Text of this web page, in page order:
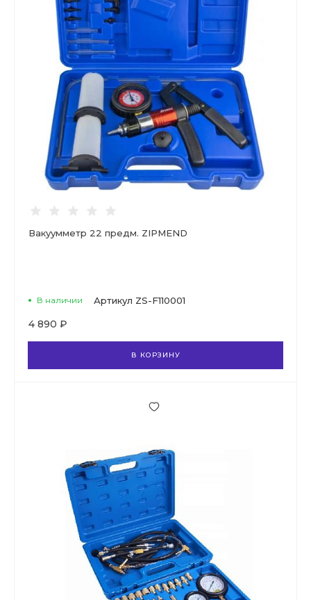
Вакуумметр 22 предм. ZIPMEND
В наличии Артикул ZS-F110001
4 890 ₽
В КОРЗИНУ